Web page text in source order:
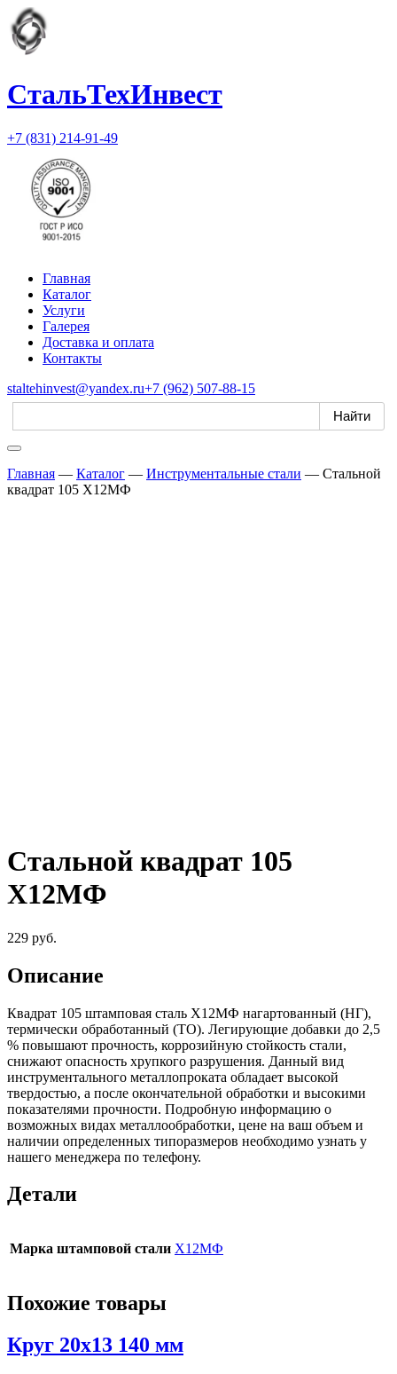
СтальТехИнвест
+7 (831) 214-91-49
Главная
Каталог
Услуги
Галерея
Доставка и оплата
Контакты
staltehinvest@yandex.ru+7 (962) 507-88-15
Главная — Каталог — Инструментальные стали — Стальной
квадрат 105 Х12МФ
Стальной квадрат 105
Х12МФ
229 руб.
Описание
Квадрат 105 штамповая сталь Х12МФ нагартованный (НГ),
термически обработанный (ТО). Легирующие добавки до 2,5
% повышают прочность, коррозийную стойкость стали,
снижают опасность хрупкого разрушения. Данный вид
инструментального металлопроката обладает высокой
твердостью, а после окончательной обработки и высокими
показателями прочности. Подробную информацию о
возможных видах металлообработки, цене на ваш объем и
наличии определенных типоразмеров необходимо узнать у
нашего менеджера по телефону.
Детали
Марка штамповой стали Х12МФ
Похожие товары
Круг 20х13 140 мм